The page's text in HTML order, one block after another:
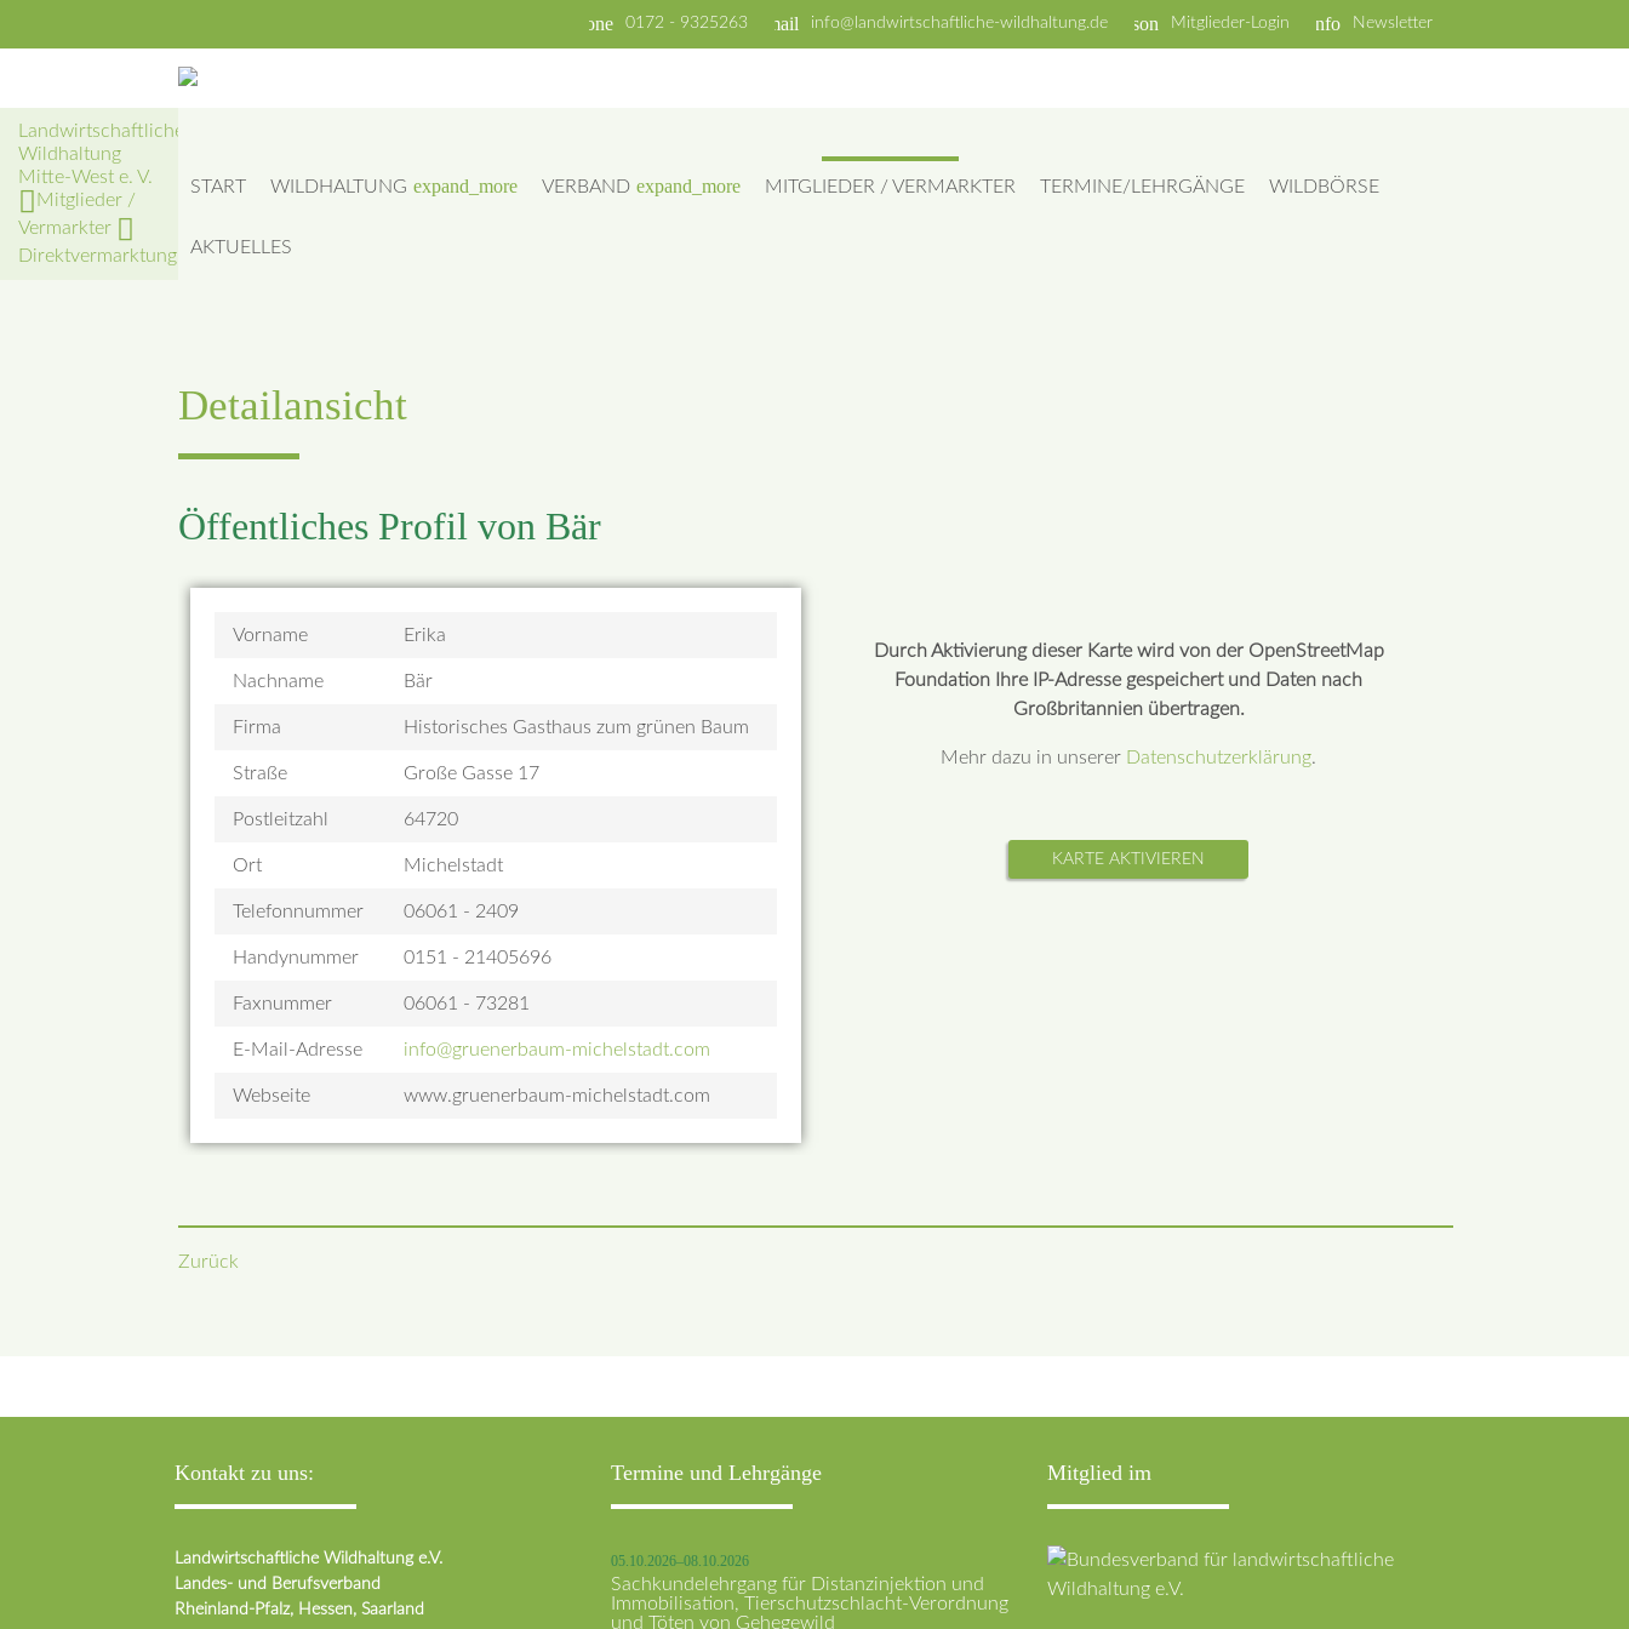
info Newsletter
person Mitglieder-Login
email info@landwirtschaftliche-wildhaltung.de
phone 0172 - 9325263
START WILDHALTUNG expand_more VERBAND expand_more MITGLIEDER / VERMARKTER TERMINE/LEHRGÄNGE WILDBÖRSE
AKTUELLES
Landwirtschaftliche
Wildhaltung
Mitte-West e. V.
Mitglieder /
Vermarkter
Direktvermarktung
Detailansicht
Öffentliches Profil von Bär
Vorname Erika
Nachname Bär
Firma Historisches Gasthaus zum grünen Baum
Straße Große Gasse 17
Postleitzahl 64720
Ort Michelstadt
Telefonnummer 06061 - 2409
Handynummer 0151 - 21405696
Faxnummer 06061 - 73281
E-Mail-Adresse info@gruenerbaum-michelstadt.com
Webseite www.gruenerbaum-michelstadt.com
Durch Aktivierung dieser Karte wird von der OpenStreetMap
Foundation Ihre IP-Adresse gespeichert und Daten nach
Großbritannien übertragen.
Mehr dazu in unserer Datenschutzerklärung.
KARTE AKTIVIEREN
Zurück
Kontakt zu uns:
Landwirtschaftliche Wildhaltung e.V.
Landes- und Berufsverband
Rheinland-Pfalz, Hessen, Saarland
Termine und Lehrgänge
05.10.2026–08.10.2026
Sachkundelehrgang für Distanzinjektion und
Immobilisation, Tierschutzschlacht-Verordnung
und Töten von Gehegewild
Mitglied im